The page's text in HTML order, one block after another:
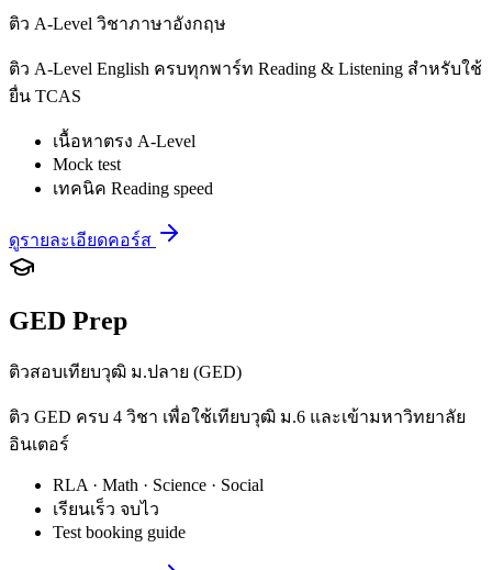
ติว A-Level วิชาภาษาอังกฤษ
ติว A-Level English ครบทุกพาร์ท Reading & Listening สำหรับใช้
ยื่น TCAS
เนื้อหาตรง A-Level
Mock test
เทคนิค Reading speed
ดูรายละเอียดคอร์ส
GED Prep
ติวสอบเทียบวุฒิ ม.ปลาย (GED)
ติว GED ครบ 4 วิชา เพื่อใช้เทียบวุฒิ ม.6 และเข้ามหาวิทยาลัย
อินเตอร์
RLA · Math · Science · Social
เรียนเร็ว จบไว
Test booking guide